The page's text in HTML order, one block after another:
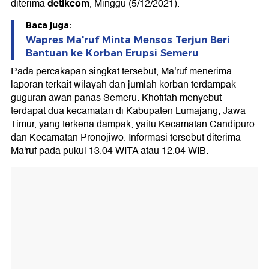
diterimadetikcom, Minggu (5/12/2021).
Baca juga:
Wapres Ma'ruf Minta Mensos Terjun Beri
Bantuan ke Korban Erupsi Semeru
Pada percakapan singkat tersebut, Ma'ruf menerima
laporan terkait wilayah dan jumlah korban terdampak
guguran awan panas Semeru. Khofifah menyebut
terdapat dua kecamatan di Kabupaten Lumajang, Jawa
Timur, yang terkena dampak, yaitu Kecamatan Candipuro
dan Kecamatan Pronojiwo. Informasi tersebut diterima
Ma'ruf pada pukul 13.04 WITA atau 12.04 WIB.